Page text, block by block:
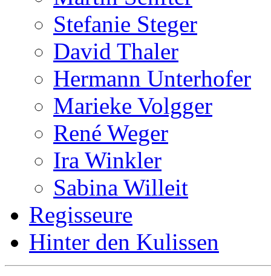
Stefanie Steger
David Thaler
Hermann Unterhofer
Marieke Volgger
René Weger
Ira Winkler
Sabina Willeit
Regisseure
Hinter den Kulissen